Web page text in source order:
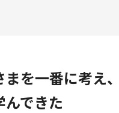
まを一番に考え
んできた